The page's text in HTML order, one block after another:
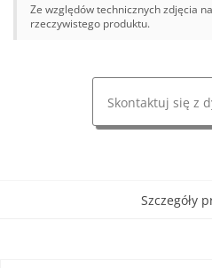
Ze względów technicznych zdjęcia
rzeczywistego produktu.
Skontaktuj się z
Szczegóły